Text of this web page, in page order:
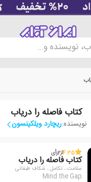
نویسنده و...
کتاب فاصله را دریاب
نویسنده:ریچارد ویلکینسون
4.35از2رأی
کتاب فاصله را دریاب
سلامت ، تکامل ، شکاف طبقاتی
Mind the Gap